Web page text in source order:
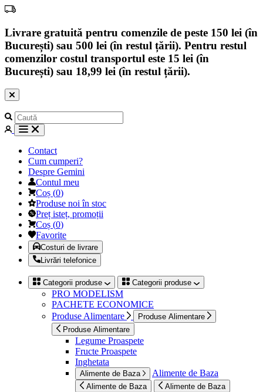
Livrare gratuită pentru comenzile de peste 150 lei (în
București) sau 500 lei (în restul țării). Pentru restul
comenzilor costul transportul este 15 lei (în
București) sau 18,99 lei (în restul țării).
Contact
Cum cumperi?
Despre Gemini
Contul meu
Coș (0)
Produse noi în stoc
Preț isteț, promoții
Coș (0)
Favorite
Costuri de livrare
Livrări telefonice
Categorii produse Categorii produse
PRO MODELISM
PACHETE ECONOMICE
Produse Alimentare
Produse Alimentare
Produse Alimentare
Legume Proaspete
Fructe Proaspete
Inghetata
Alimente de Baza Alimente de Baza
Alimente de Baza Alimente de Baza